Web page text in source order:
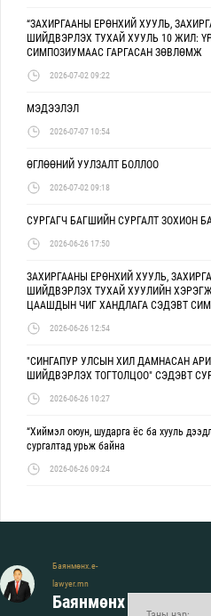
“ЗАХИРГААНЫ ЕРӨНХИЙ ХУУЛЬ,
ШИЙДВЭРЛЭХ ТУХАЙ ХУУЛЬ 10 ЖИЛ:
СИМПОЗИУМААС ГАРГАСАН ЗӨВЛӨМЖ
2026-07-02 09:22
МЭДЭЭЛЭЛ
2026-07-07 10:54
ӨГЛӨӨНИЙ УУЛЗАЛТ БОЛЛОО
2026-07-02 09:18
СУРГАГЧ БАГШИЙН СУРГАЛТ ЗОХИОН
2026-06-26 17:50
ЗАХИРГААНЫ ЕРӨНХИЙ ХУУЛЬ,
ШИЙДВЭРЛЭХ ТУХАЙ ХУУЛИЙН
ЦААШДЫН ЧИГ ХАНДЛАГА СЭДЭВТ
2026-06-26 12:54
"СИНГАПУР УЛСЫН ХИЛ ДАМНАСАН
ШИЙДВЭРЛЭХ ТОГТОЛЦОО" СЭДЭВТ
2026-06-26 10:27
“Хиймэл оюун, шударга ёс ба хууль
сургалтад урьж байна
2026-06-26 09:24
Баянмөнх.e-
lawyer.mn
Баянмөнх